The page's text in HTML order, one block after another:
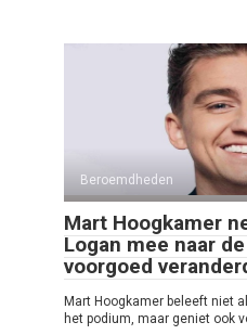
Beroemdheden
Mart Hoogkamer
Logan mee naar
voorgoed
Mart Hoogkamer beleeft niet
het podium, maar geniet ook